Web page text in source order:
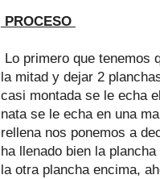
PROCESO
Lo primero que tenemos
la mitad y dejar 2
casi montada se le echa
nata se le echa en una
rellena nos ponemos a
ha llenado bien la
la otra plancha encima,